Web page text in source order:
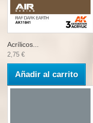
Acrílicos...
2,75 €
Añadir al carrito